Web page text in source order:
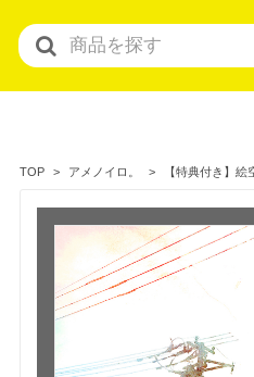
TOP アメノイロ。 【特典付き】